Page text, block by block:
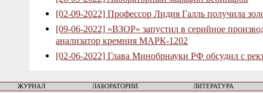
[02-09-2022] Профессор Лидия Галль получила
[09-06-2022] «ВЗОР» запустил в серийное
анализатор кремния МАРК-1202
[02-06-2022] Глава Минобрнауки РФ обсудил с
ЖУРНАЛ ЛАБОРАТОРИИ ЛИТЕРАТУРА